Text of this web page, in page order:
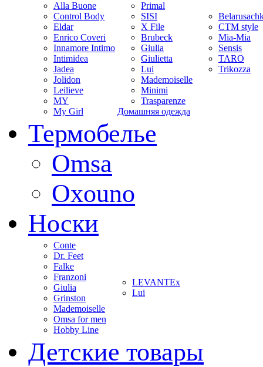
Alla Buone
Control Body
Eldar
Enrico Coveri
Innamore Intimo
Intimidea
Jadea
Jolidon
Leilieve
MY
My Girl
Primal
SISI
X File
Brubeck
Giulia
Giulietta
Lui
Mademoiselle
Minimi
Trasparenze
Домашняя одежда
CTM style
Mia-Mia
Sensis
TARO
Trikozza
Термобелье
Omsa
Oxouno
Носки
Conte
Dr. Feet
Falke
Franzoni
Giulia
Grinston
Mademoiselle
Omsa for men
Hobby Line
LEVANTEx
Lui
Детские товары